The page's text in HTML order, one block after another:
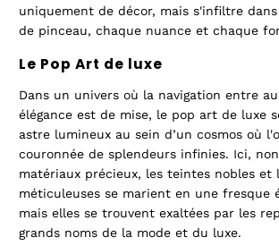
uniquement de décor, mais s'infiltre
de pinceau, chaque nuance et chaque
Le Pop Art de luxe
Dans un univers où la navigation entre
élégance est de mise, le pop art de luxe
astre lumineux au sein d’un cosmos où
couronnée de splendeurs infinies. Ici,
matériaux précieux, les teintes nobles et
méticuleuses se marient en une fresque
mais elles se trouvent exaltées par les
grands noms de la mode et du luxe.